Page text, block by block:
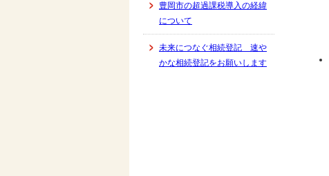
豊岡市の超過課税導入の経緯
について
未来につなぐ相続登記 速や
かな相続登記をお願いします